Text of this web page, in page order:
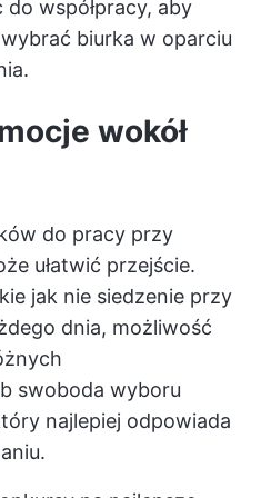
współpracy, aby
biurka w oparciu
wokół
do pracy przy
ułatwić przejście.
jak nie siedzenie przy
dnia, możliwość
swoboda wyboru
najlepiej odpowiada